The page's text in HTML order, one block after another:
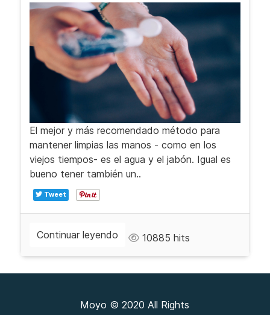
El mejor y más recomendado método para
mantener limpias las manos - como en los
viejos tiempos- es el agua y el jabón. Igual es
bueno tener también un..
Tweet
Continuar leyendo 10885 hits
Moyo © 2020 All Rights